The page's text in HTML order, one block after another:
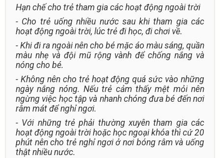
Hạn chế cho trẻ tham gia các hoạt động ngoài trời
- Cho trẻ uống nhiều nước sau khi tham gia các
hoạt động ngoài trời, lúc trẻ đi học, đi chơi về.
- Khi đi ra ngoài nên cho bé mặc áo màu sáng, quần
màu nhẹ và đội mũ rộng vành để chống nắng và
nóng cho bé.
- Không nên cho trẻ hoạt động quá sức vào những
ngày nắng nóng. Nếu trẻ cảm thấy mệt mỏi nên
ngừng việc học tập và nhanh chóng đưa bé đến nơi
râm mát để nghỉ ngơi.
- Với những trẻ phải thường xuyên tham gia các
hoạt động ngoài trời hoặc học ngoại khóa thì cứ 20
phút nên cho trẻ nghỉ ngơi ở nơi bóng râm và uống
thật nhiều nước.